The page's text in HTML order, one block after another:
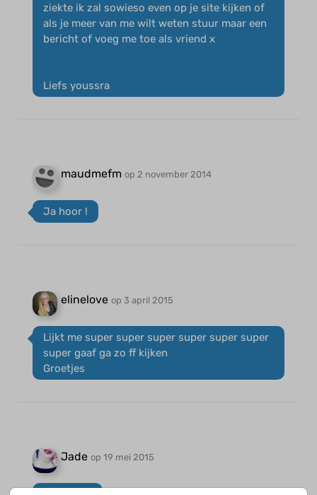
ziekte ik zal sowieso even op je site kijken of
als je meer van me wilt weten stuur maar een
bericht of voeg me toe als vriend x
Liefs youssra
maudmefm op 2 november 2014
Ja hoor !
elinelove op 3 april 2015
Lijkt me super super super super super super
super gaaf ga zo ff kijken
Groetjes
Jade op 19 mei 2015